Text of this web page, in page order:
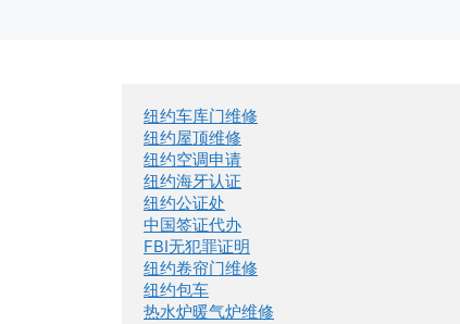
纽约车库门维修
纽约屋顶维修
纽约空调申请
纽约海牙认证
纽约公证处
中国签证代办
FBI无犯罪证明
纽约卷帘门维修
纽约包车
热水炉暖气炉维修